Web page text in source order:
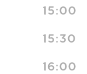
15:00
15:30
16:00